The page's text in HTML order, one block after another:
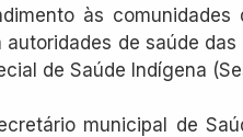
às
autoridades de saúde
de Saúde Indígena
municipal de